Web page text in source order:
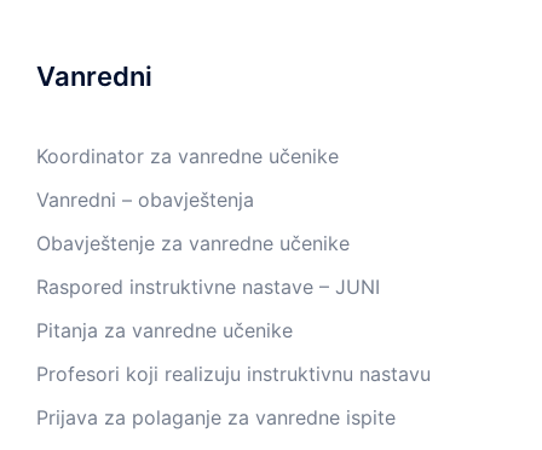
Vanredni
Koordinator za vanredne učenike
Vanredni – obavještenja
Obavještenje za vanredne učenike
Raspored instruktivne nastave – JUNI
Pitanja za vanredne učenike
Profesori koji realizuju instruktivnu nastavu
Prijava za polaganje za vanredne ispite